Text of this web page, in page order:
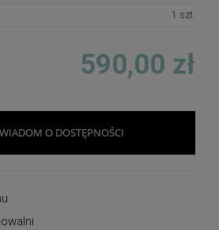
1 szt.
590,00 zł
O DOSTĘPNOŚCI